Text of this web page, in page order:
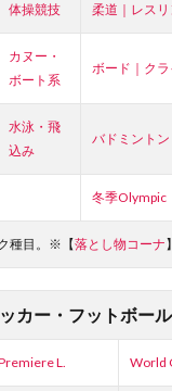
体操競技 柔道｜レス
カヌー・
ボート系
ボード｜ク
水泳・飛
込み
バドミントン
冬季Olympic
種目。※【落とし物コーナ】
カー・フットボール
L. World